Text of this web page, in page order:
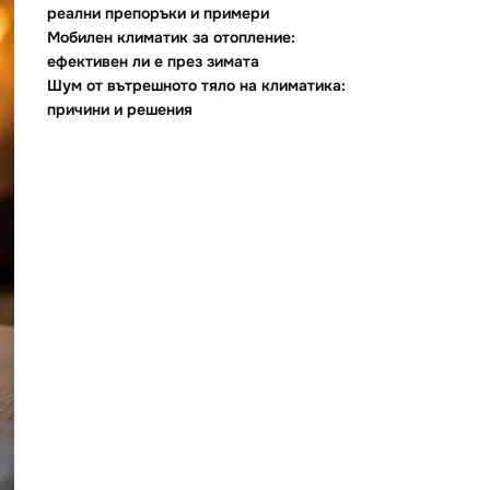
реални препоръки и примери
Мобилен климатик за отопление:
ефективен ли е през зимата
Шум от вътрешното тяло на климатика:
причини и решения